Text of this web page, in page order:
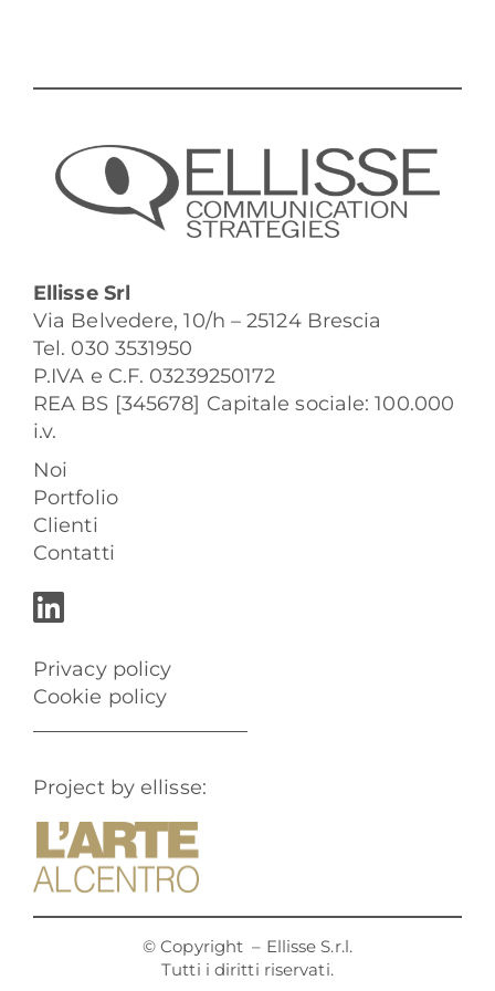
Ellisse Srl
Via Belvedere, 10/h – 25124 Brescia
Tel. 030 3531950
P.IVA e C.F. 03239250172
REA BS [345678] Capitale sociale: 100.000
i.v.
Noi
Portfolio
Clienti
Contatti
Privacy policy
Cookie policy
Project by ellisse:
© Copyright– Ellisse S.r.l.
Tutti i diritti riservati.